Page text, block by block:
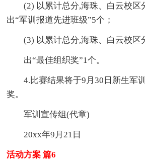
(2) 以累计总分,海珠、白云校区
出“军训报道先进班级”5个；
(3) 以累计总分,海珠、白云校区
出“最佳组织奖”1个。
4.比赛结果将于9月30日新生军
奖。
军训宣传组(代章)
20xx年9月21日
活动方案 篇6